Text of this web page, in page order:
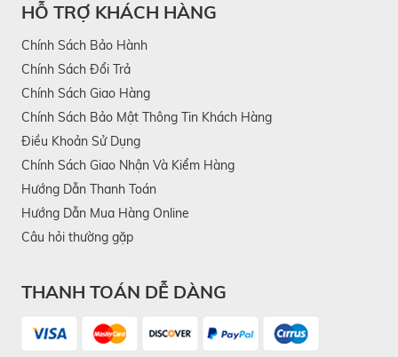
xác CNC với độ tinh xảo cao như các thiết bị công
nghệ hàng đầu, mang lại vẻ đẹp hoàn thiện và sắc
Công nghệ phun mạ UV tạo nên lớp vỏ ngoài thân
gương có thiết kế phủ mờ đặc biệt và có khả năng
chống bám vân tay, ngăn chặn trầy xước cực hiệu
quả.
HỖ TRỢ KHÁCH HÀNG
Chính Sách Bảo Hành
Chính Sách Đổi Trả
Chính Sách Giao Hàng
Chính Sách Bảo Mật Thông Tin Khách Hàng
Điều Khoản Sử Dụng
Chính Sách Giao Nhận Và Kiểm Hàng
Hướng Dẫn Thanh Toán
Hướng Dẫn Mua Hàng Online
Câu hỏi thường gặp
THANH TOÁN DỄ DÀNG